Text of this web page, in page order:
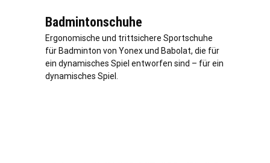
Badmintonschuhe
Ergonomische und trittsichere Sportschuhe
für Badminton von Yonex und Babolat, die für
ein dynamisches Spiel entworfen sind – für ein
dynamisches Spiel.